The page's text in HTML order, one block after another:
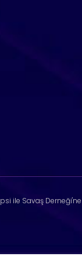
ile Savaş Derneği'ne